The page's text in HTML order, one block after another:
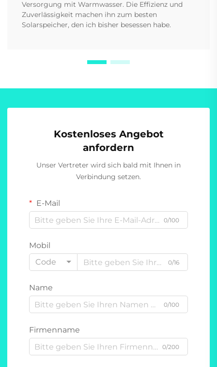
Versorgung mit Warmwasser. Die Effizienz und
Zuverlässigkeit machen ihn zum besten
Solarspeicher, den ich bisher besessen habe.
Kostenloses Angebot
anfordern
Unser Vertreter wird sich bald mit Ihnen in
Verbindung setzen.
E-Mail
0/100
Mobil
Code
0/16
Name
0/100
Firmenname
0/200